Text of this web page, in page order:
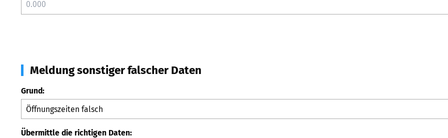
Meldung sonstiger falscher Daten
Grund:
Übermittle die richtigen Daten: